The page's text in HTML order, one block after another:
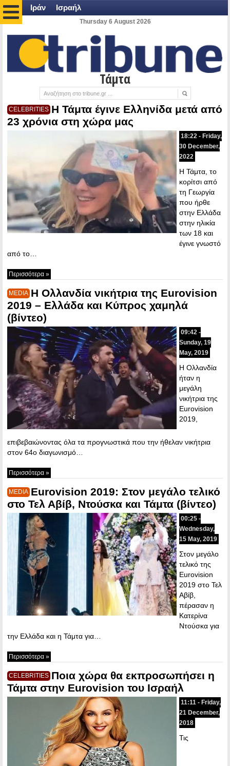
Ιράν Ισραήλ
Thursday 6 August 2026
Τάμτα
CELEBRITIES Η Τάμτα έγινε Ελληνίδα μετά από
23 χρόνια στη χώρα μας
18:22 - Friday,
30 December,
2022
Η Τάμτα, το
κορίτσι από
τη Γεωργία
που ήρθε
στην Ελλάδα
στην ηλικία
των 18 και
έγινε γνωστό
από το…
Περισσότερα »
MEDIA Η Ολλανδία νικήτρια της Eurovision
2019 – Ελλάδα και Κύπρος χαμηλά
(βίντεο)
09:42 -
Sunday, 19
May, 2019
Η Ολλανδία
ήταν η
μεγάλη
νικήτρια της
Eurovision
2019,
επιβεβαιώνοντας όλα τα προγνωστικά που την ήθελαν νικήτρια
στον 64ο διαγωνισμό…
Περισσότερα »
MEDIA Eurovision 2019: Στον μεγάλο τελικό
στο Τελ Αβίβ, Ντούσκα και Τάμτα (βίντεο)
00:25 -
Wednesday,
15 May, 2019
Στον μεγάλο
τελικό της
Eurovision
2019 στο Τελ
Αβίβ,
πέρασαν η
Κατερίνα
Ντούσκα για
την Ελλάδα και η Τάμτα για…
Περισσότερα »
CELEBRITIES Ποια χώρα θα εκπροσωπήσει η
Τάμτα στην Eurovision του Ισραήλ
11:11 - Friday,
21 December,
2018
Τις